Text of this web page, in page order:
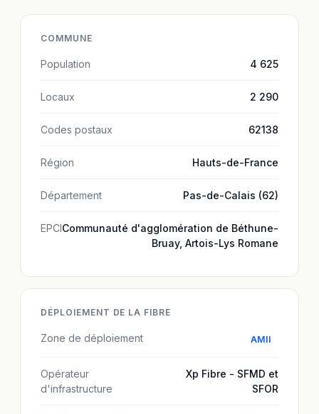
COMMUNE
Population 4 625
Locaux 2 290
Codes postaux 62138
Région Hauts-de-France
Département Pas-de-Calais (62)
EPCICommunauté d'agglomération de Béthune-
Bruay, Artois-Lys Romane
DÉPLOIEMENT DE LA FIBRE
Zone de déploiement AMII
Opérateur
d'infrastructure
Xp Fibre - SFMD et
SFOR